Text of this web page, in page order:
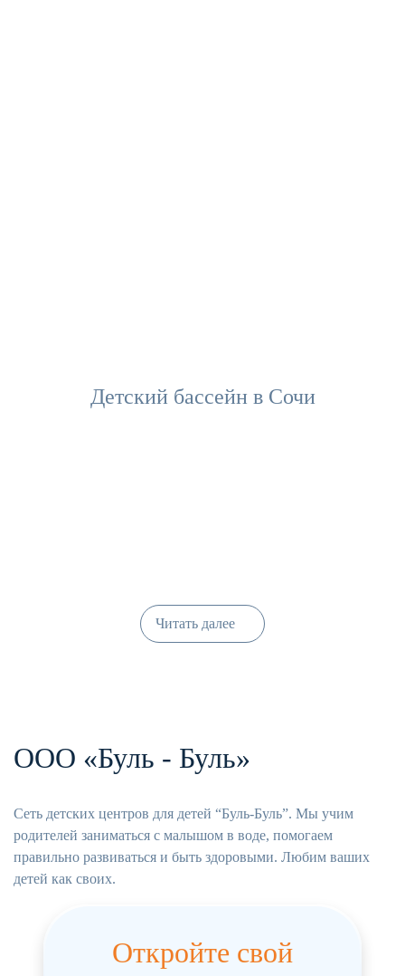
Детский бассейн в Сочи
Читать далее
ООО «Буль - Буль»
Сеть детских центров для детей “Буль-Буль”. Мы учим
родителей заниматься с малышом в воде, помогаем
правильно развиваться и быть здоровыми. Любим ваших
детей как своих.
Откройте свой